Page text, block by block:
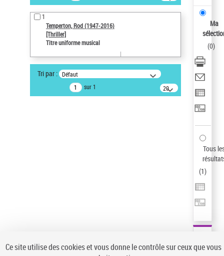
Œuvres liées à l'auteur :
Temperton, Rod (1947-2016)
Sauvegarder votre recherche
AFFINER
Type de notice d'autorité
résultats/page
1
Temperton, Rod (1947-2016)
[Thriller]
Titre uniforme musical
Tri par : Défaut
sur 1
20
résultats/page
Ma
(0)
Tous
(1)
Ce site utilise des cookies et vous donne le contrôle sur ceux que vous